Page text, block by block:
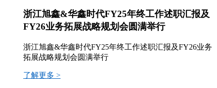
浙江旭鑫&华鑫时代FY25年终工作述职汇报及
FY26业务拓展战略规划会圆满举行
浙江旭鑫&华鑫时代FY25年终工作述职汇报及FY26业务
拓展战略规划会圆满举行
了解更多 >